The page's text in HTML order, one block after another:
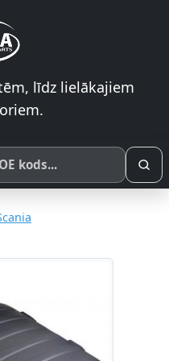
līdz lielākajiem
SKU vai OE koda